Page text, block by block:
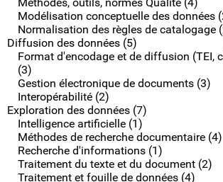
Modélisation conceptuelle des données
Normalisation des règles de catalogage
Diffusion des données (5)
Format d'encodage et de diffusion (TEI,
(3)
Gestion électronique de documents (3)
Interopérabilité (2)
Exploration des données (7)
Intelligence artificielle (1)
Méthodes de recherche documentaire (4)
Recherche d'informations (1)
Traitement du texte et du document (2)
Traitement et fouille de données (4)